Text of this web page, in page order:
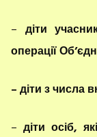
– діти
операції
– діти з числа
– діти осіб,